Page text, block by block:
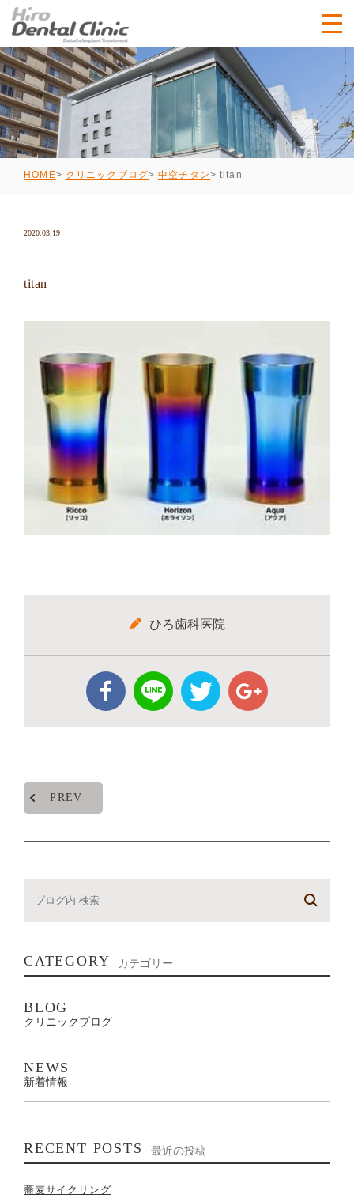
HOME クリニックブログ 中空チタン titan
2020.03.19
titan
ひろ歯科医院
PREV
CATEGORY カテゴリー
BLOG
クリニックブログ
NEWS
新着情報
RECENT POSTS 最近の投稿
蕎麦サイクリング